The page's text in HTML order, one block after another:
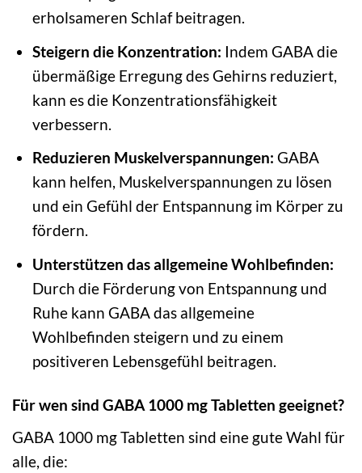
erholsameren Schlaf beitragen.
Steigern die Konzentration: Indem GABA die
übermäßige Erregung des Gehirns reduziert,
kann es die Konzentrationsfähigkeit
verbessern.
Reduzieren Muskelverspannungen: GABA
kann helfen, Muskelverspannungen zu lösen
und ein Gefühl der Entspannung im Körper zu
fördern.
Unterstützen das allgemeine Wohlbefinden:
Durch die Förderung von Entspannung und
Ruhe kann GABA das allgemeine
Wohlbefinden steigern und zu einem
positiveren Lebensgefühl beitragen.
Für wen sind GABA 1000 mg Tabletten geeignet?
GABA 1000 mg Tabletten sind eine gute Wahl für
alle, die: